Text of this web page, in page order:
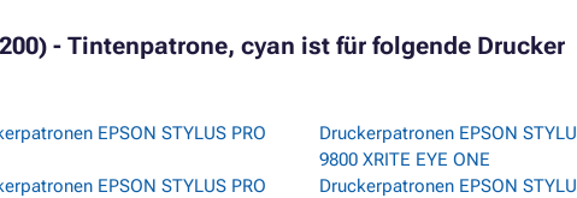
- Tintenpatrone, cyan ist für folgende Drucker
EPSON STYLUS PRO
EPSON STYLUS PRO
Druckerpatronen EPSON
9800 XRITE EYE ONE
Druckerpatronen EPSON